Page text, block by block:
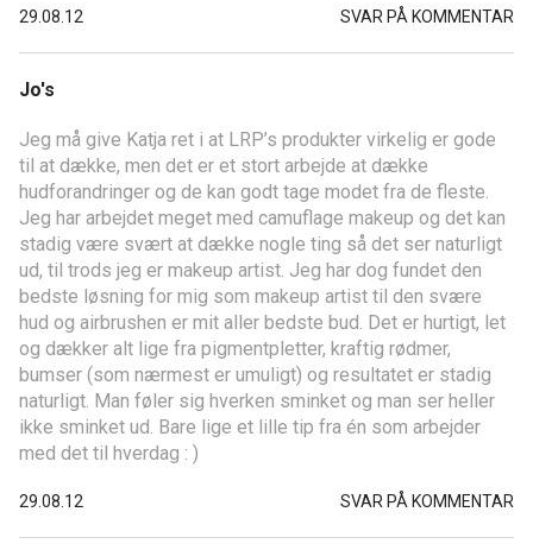
29.08.12 SVAR PÅ KOMMENTAR
Jo's
Jeg må give Katja ret i at LRP’s produkter virkelig er gode
til at dække, men det er et stort arbejde at dække
hudforandringer og de kan godt tage modet fra de fleste.
Jeg har arbejdet meget med camuflage makeup og det kan
stadig være svært at dække nogle ting så det ser naturligt
ud, til trods jeg er makeup artist. Jeg har dog fundet den
bedste løsning for mig som makeup artist til den svære
hud og airbrushen er mit aller bedste bud. Det er hurtigt, let
og dækker alt lige fra pigmentpletter, kraftig rødmer,
bumser (som nærmest er umuligt) og resultatet er stadig
naturligt. Man føler sig hverken sminket og man ser heller
ikke sminket ud. Bare lige et lille tip fra én som arbejder
med det til hverdag : )
29.08.12 SVAR PÅ KOMMENTAR